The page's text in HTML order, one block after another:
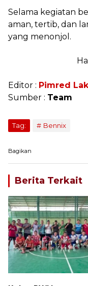
Selama kegiatan
aman, tertib, dan
yang menonjol.
Editor : Pimred
Sumber : Team
Tag: Bennix
Bagikan
Berita Terkait